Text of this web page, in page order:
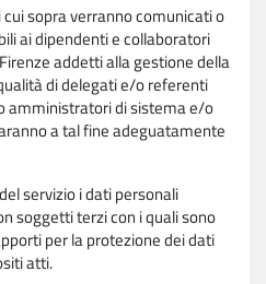
sopra verranno comunicati o
ai dipendenti e collaboratori
addetti alla gestione della
di delegati e/o referenti
amministratori di sistema e/o
a tal fine adeguatamente
servizio i dati personali
soggetti terzi con i quali sono
per la protezione dei dati
atti.